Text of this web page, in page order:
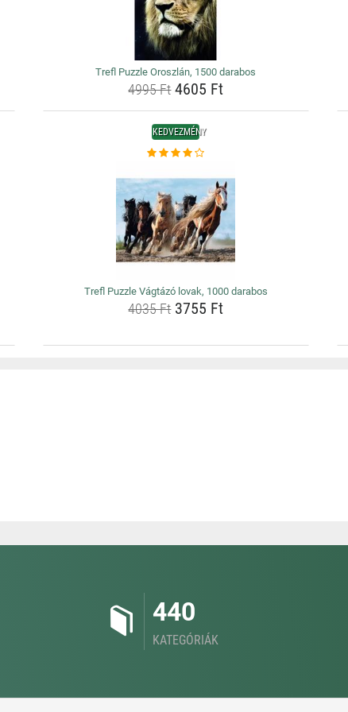
Trefl Puzzle Oroszlán, 1500 darabos
4995 Ft4605 Ft
KEDVEZMÉNY
Trefl Puzzle Vágtázó lovak, 1000 darabos
4035 Ft3755 Ft
440
KATEGÓRIÁK